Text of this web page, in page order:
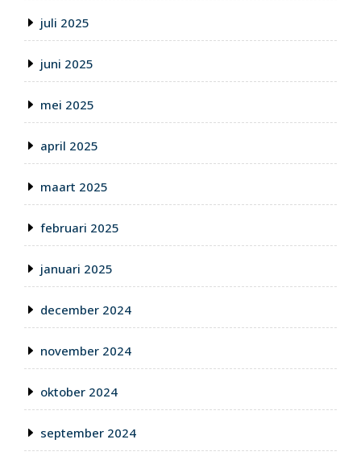
juli 2025
juni 2025
mei 2025
april 2025
maart 2025
februari 2025
januari 2025
december 2024
november 2024
oktober 2024
september 2024